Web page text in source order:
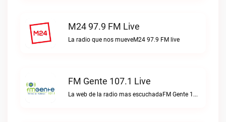
M24 97.9 FM Live
La radio que nos mueveM24 97.9 FM live
FM Gente 107.1 Live
La web de la radio mas escuchadaFM Gente 107.1 live